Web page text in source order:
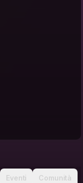
Eventi Comunità